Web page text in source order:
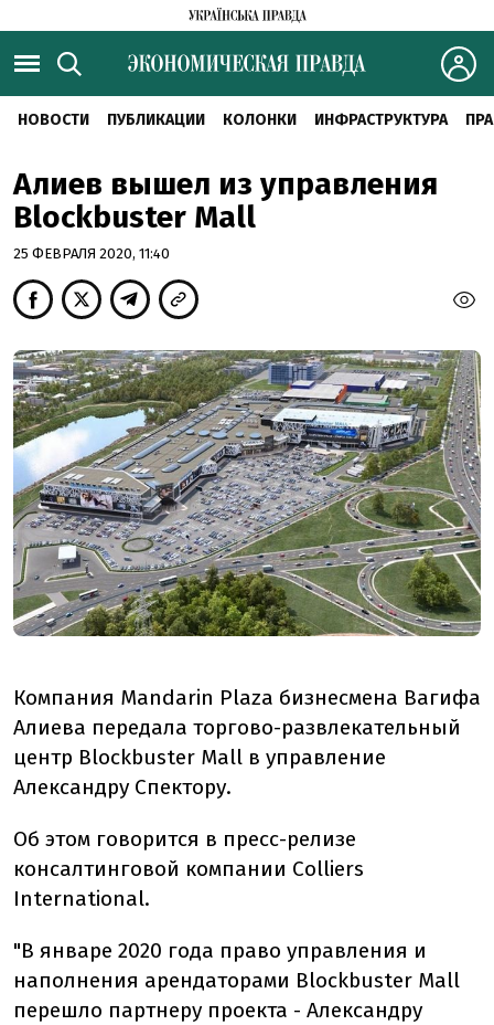
НОВОСТИ ПУБЛИКАЦИИ КОЛОНКИ ИНФРАСТРУКТУРА
Алиев вышел из управления
Blockbuster Mall
25 ФЕВРАЛЯ 2020, 11:40
Компания Mandarin Plaza бизнесмена Вагифа
Алиева передала торгово-развлекательный
центр Blockbuster Mall в управление
Александру Спектору.
Об этом говорится в пресс-релизе
консалтинговой компании Colliers
International.
"В январе 2020 года право управления и
наполнения арендаторами Blockbuster Mall
перешло партнеру проекта - Александру